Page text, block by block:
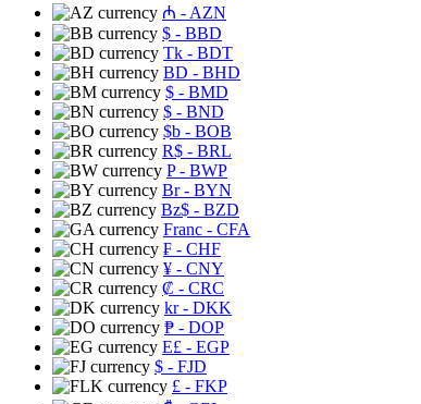
₼ - AZN
$ - BBD
Tk - BDT
BD - BHD
$ - BMD
$ - BND
$b - BOB
R$ - BRL
P- BWP
Br- BYN
Bz$ - BZD
Franc - CFA
₣ - CHF
¥ - CNY
₡ - CRC
kr- DKK
₱ - DOP
E£ - EGP
$ - FJD
£ - FKP